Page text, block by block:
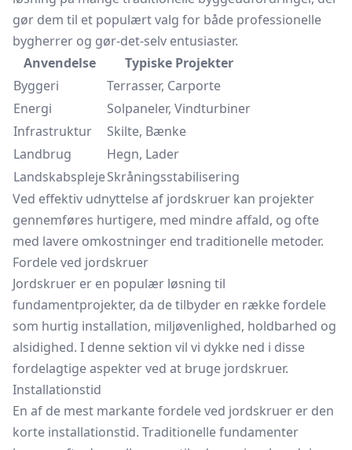
gør dem til et populært valg for både professionelle
bygherrer og gør-det-selv entusiaster.
Anvendelse
Typiske Projekter
Byggeri
Terrasser, Carporte
Energi
Solpaneler, Vindturbiner
Infrastruktur
Skilte, Bænke
Landbrug
Hegn, Lader
LandskabsplejeSkråningsstabilisering
Ved effektiv udnyttelse af jordskruer kan projekter
gennemføres hurtigere, med mindre affald, og ofte
med lavere omkostninger end traditionelle metoder.
Fordele ved jordskruer
Jordskruer er en populær løsning til
fundamentprojekter, da de tilbyder en række fordele
som hurtig installation, miljøvenlighed, holdbarhed og
alsidighed. I denne sektion vil vi dykke ned i disse
fordelagtige aspekter ved at bruge jordskruer.
Installationstid
En af de mest markante fordele ved jordskruer er den
korte installationstid. Traditionelle fundamenter